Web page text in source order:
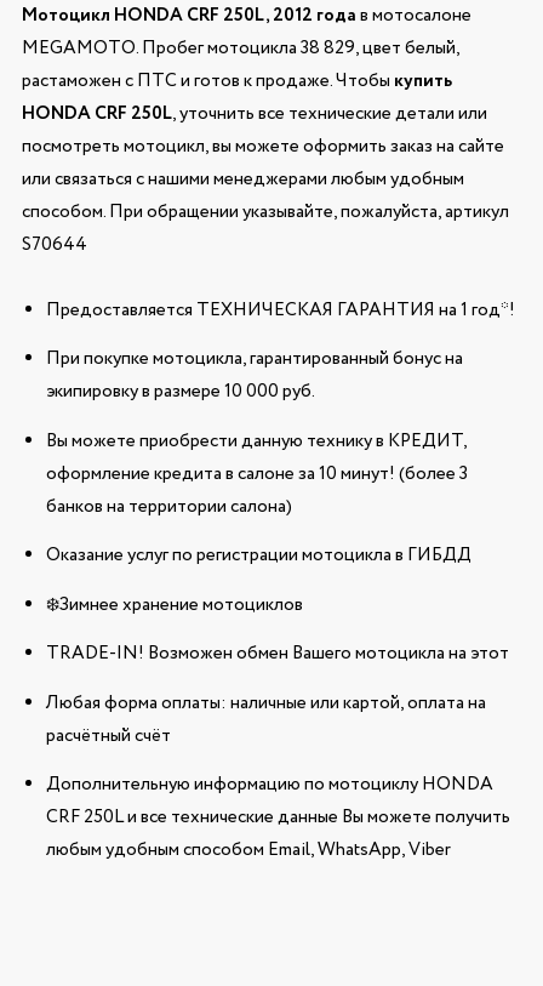
Мотоцикл HONDA CRF 250L, 2012 годав мотосалоне
MEGAMOTO. Пробег мотоцикла 38 829, цвет белый,
растаможен с ПТС и готов к продаже. Чтобы купить
HONDA CRF 250L, уточнить все технические детали или
посмотреть мотоцикл, вы можете оформить заказ на сайте
или связаться с нашими менеджерами любым удобным
способом. При обращении указывайте, пожалуйста, артикул
S70644
Предоставляется ТЕХНИЧЕСКАЯ ГАРАНТИЯ на 1 год*!
При покупке мотоцикла, гарантированный бонус на
экипировку в размере 10 000 руб.
Вы можете приобрести данную технику в КРЕДИТ,
оформление кредита в салоне за 10 минут! (более 3
банков на территории салона)
Оказание услуг по регистрации мотоцикла в ГИБДД
❄️Зимнее хранение мотоциклов
TRADE-IN! Возможен обмен Вашего мотоцикла на этот
Любая форма оплаты: наличные или картой, оплата на
расчётный счёт
Дополнительную информацию по мотоциклу HONDA
CRF 250L и все технические данные Вы можете получить
любым удобным способом Email, WhatsApp, Viber